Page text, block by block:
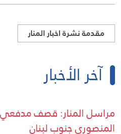
مقدمة نشرة اخبار المنار
آخر الأخبار
مراسل المنار: قصف
المنصوري جنوب لبنان